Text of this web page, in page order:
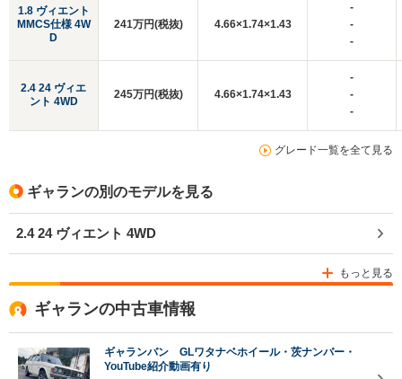
1.8 ヴィエント
MMCS仕様 4W
D
2.4 24 ヴィエ
ント 4WD
241万円(税抜) 4.66×1.74×1.43
-
-
-
245万円(税抜) 4.66×1.74×1.43
-
-
-
グレード一覧を全て見る
ギャランの別のモデルを見る
2.4 24 ヴィエント 4WD
もっと見る
ギャランの中古車情報
ギャランバン GLワタナベホイール・茨ナンバー・
YouTube紹介動画有り